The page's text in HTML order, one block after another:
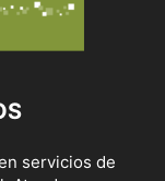
servicios de